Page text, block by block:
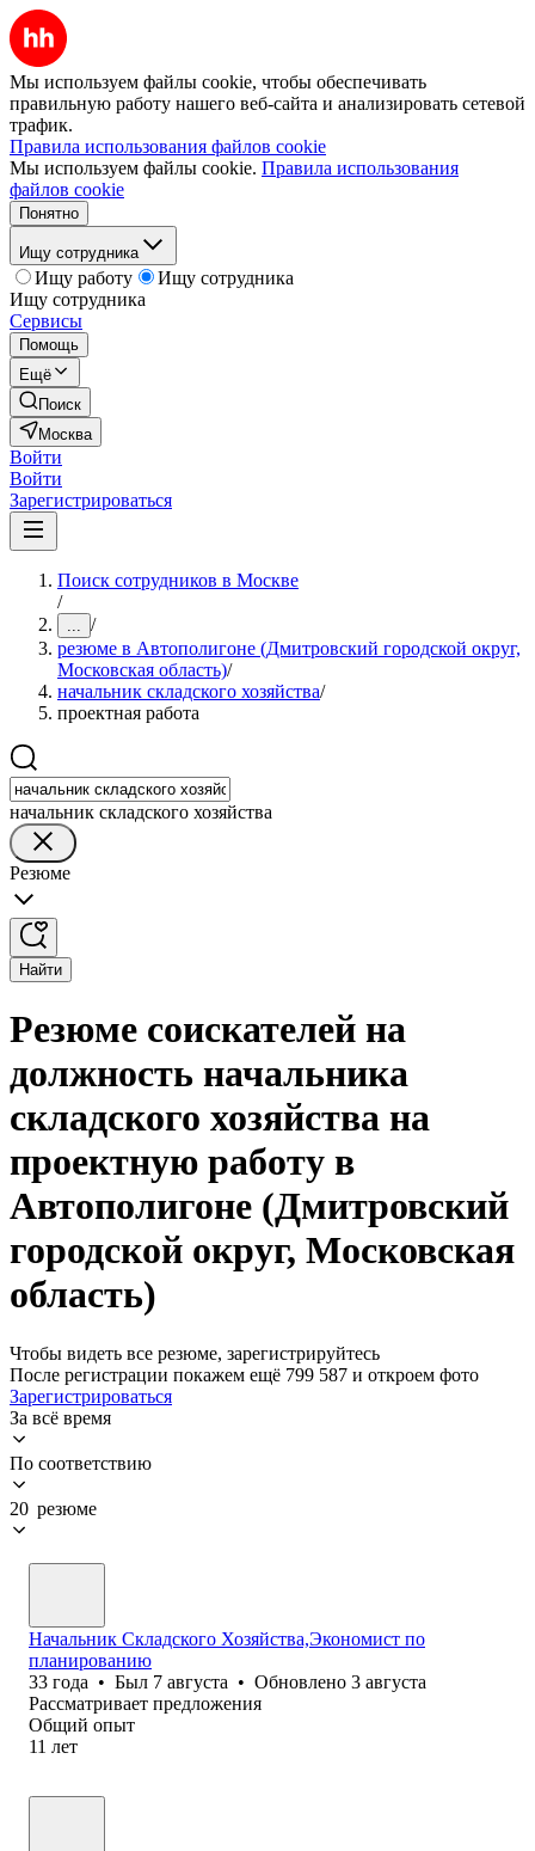
Мы используем файлы cookie, чтобы обеспечивать
правильную работу нашего веб-сайта и анализировать сетевой
трафик.
Правила использования файлов cookie
Мы используем файлы cookie. Правила использования
файлов cookie
Понятно
Ищу сотрудника
Ищу работу
Ищу сотрудника
Ищу сотрудника
Сервисы
Помощь
Ещё
Поиск
Москва
Войти
Войти
Зарегистрироваться
Поиск сотрудников в Москве
/
... /
резюме в Автополигоне (Дмитровский городской округ,
Московская область)/
начальник складского хозяйства/
проектная работа
начальник складского хозяйства
Резюме
Найти
Резюме соискателей на
должность начальника
складского хозяйства на
проектную работу в
Автополигоне (Дмитровский
городской округ, Московская
область)
Чтобы видеть все резюме, зарегистрируйтесь
После регистрации покажем ещё 799 587 и откроем фото
Зарегистрироваться
За всё время
По соответствию
20 резюме
Начальник Складского Хозяйства,Экономист по
планированию
33 года • Был 7 августа • Обновлено 3 августа
Рассматривает предложения
Общий опыт
11 лет